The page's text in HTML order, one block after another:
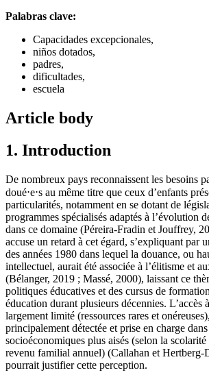
Palabras clave:
Capacidades excepcionales,
niños dotados,
padres,
dificultades,
escuela
Article body
1. Introduction
De nombreux pays reconnaissent les besoins
doué⋅e⋅s au même titre que ceux d’enfants
particularités, notamment en se dotant de
programmes spécialisés adaptés à l’évolution
dans ce domaine (Péreira-Fradin et Jouffrey,
accuse un retard à cet égard, s’expliquant par
des années 1980 dans lequel la douance, ou
intellectuel, aurait été associée à l’élitisme et
(Bélanger, 2019 ; Massé, 2000), laissant ce
politiques éducatives et des cursus de
éducation durant plusieurs décennies. L’accès
largement limité (ressources rares et
principalement détectée et prise en charge
socioéconomiques plus aisés (selon la scolarité
revenu familial annuel) (Callahan et Hertberg-
pourrait justifier cette perception.